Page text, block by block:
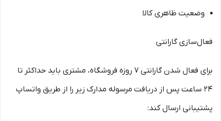
وضعیت ظاهری کالا
فعال‌سازی گارانتی
برای فعال شدن گارانتی ۷ روزه فروشگاه، مشتری باید حداکثر تا
۲۴ ساعت پس از دریافت مرسوله مدارک زیر را از طریق واتساپ
پشتیبانی ارسال کند: